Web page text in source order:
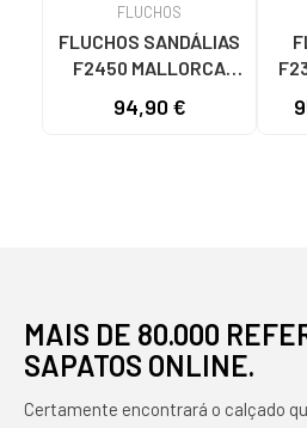
FLUCHOS
FLUCHOS SANDÁLIAS
F2450 MALLORCA
94,90 €
MAIS DE 80.000
SAPATOS ONLINE.
Certamente encontrará o calçado